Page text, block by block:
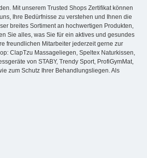
Mit unserem Trusted Shops Zertifikat können
Ihre Bedürfnisse zu verstehen und Ihnen die
breites Sortiment an hochwertigen Produkten,
Sie alles, was Sie für ein aktives und gesundes
freundlichen Mitarbeiter jederzeit gerne zur
ClapTzu Massageliegen, Speltex Naturkissen,
von STABY, Trendy Sport, ProfiGymMat,
zum Schutz Ihrer Behandlungsliegen. Als